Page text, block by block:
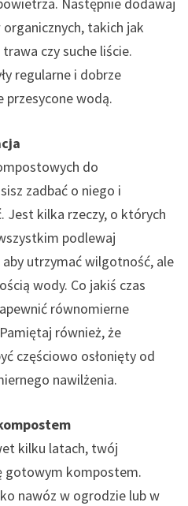
Następnie dodawaj
takich jak
czy suche liście.
regularne i dobrze
przesycone wodą.
do
zadbać o niego i
Jest kilka rzeczy, o których
podlewaj
utrzymać wilgotność, ale
wody. Co jakiś czas
równomierne
również, że
częściowo osłonięty od
nawilżenia.
kilku latach, twój
gotowym kompostem.
nawóz w ogrodzie lub w